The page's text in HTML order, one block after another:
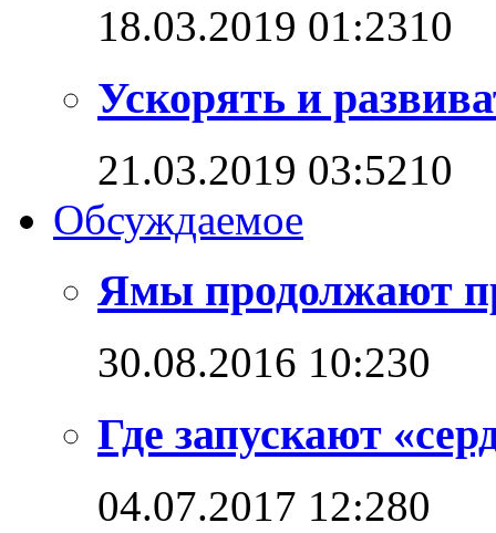
18.03.2019 01:2310
Ускорять и
21.03.2019 03:5210
Обсуждаемое
Ямы продолжают
30.08.2016 10:230
Где запускают
04.07.2017 12:280